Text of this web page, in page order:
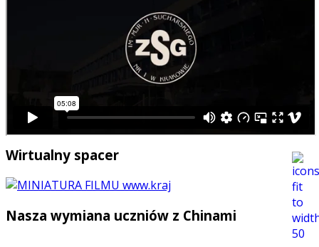
Wirtualny spacer
Nasza wymiana uczniów z Chinami